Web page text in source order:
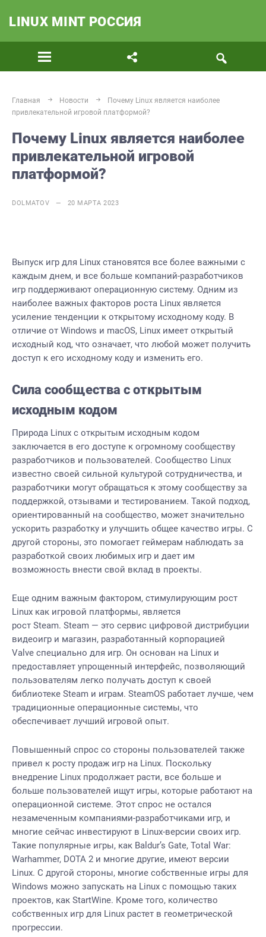
LINUX MINT РОССИЯ
Главная Новости
Почему Linux является наиболее
привлекательной игровой платформой?
Почему Linux является наиболее
привлекательной игровой
платформой?
DOLMATOV — 20 МАРТА 2023
Выпуск игр для Linux становятся все более важными с
каждым днем, и все больше компаний-разработчиков
игр поддерживают операционную систему. Одним из
наиболее важных факторов роста Linux является
усиление тенденции к открытому исходному коду. В
отличие от Windows и macOS, Linux имеет открытый
исходный код, что означает, что любой может получить
доступ к его исходному коду и изменить его.
Сила сообщества с открытым
исходным кодом
Природа Linux с открытым исходным кодом
заключается в его доступе к огромному сообществу
разработчиков и пользователей. Сообщество Linux
известно своей сильной культурой сотрудничества, и
разработчики могут обращаться к этому сообществу за
поддержкой, отзывами и тестированием. Такой подход,
ориентированный на сообщество, может значительно
ускорить разработку и улучшить общее качество игры. С
другой стороны, это помогает геймерам наблюдать за
разработкой своих любимых игр и дает им
возможность внести свой вклад в проекты.
Еще одним важным фактором, стимулирующим рост
Linux как игровой платформы, является
рост Steam. Steam — это сервис цифровой дистрибуции
видеоигр и магазин, разработанный корпорацией
Valve специально для игр. Он основан на Linux и
предоставляет упрощенный интерфейс, позволяющий
пользователям легко получать доступ к своей
библиотеке Steam и играм. SteamOS работает лучше, чем
традиционные операционные системы, что
обеспечивает лучший игровой опыт.
Повышенный спрос со стороны пользователей также
привел к росту продаж игр на Linux. Поскольку
внедрение Linux продолжает расти, все больше и
больше пользователей ищут игры, которые работают на
операционной системе. Этот спрос не остался
незамеченным компаниями-разработчиками игр, и
многие сейчас инвестируют в Linux-версии своих игр.
Такие популярные игры, как Baldur’s Gate, Total War:
Warhammer, DOTA 2 и многие другие, имеют версии
Linux. С другой стороны, многие собственные игры для
Windows можно запускать на Linux с помощью таких
проектов, как StartWine. Кроме того, количество
собственных игр для Linux растет в геометрической
прогрессии.